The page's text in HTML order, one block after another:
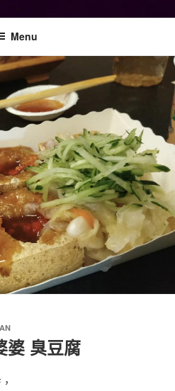
Menu
婆 臭豆腐